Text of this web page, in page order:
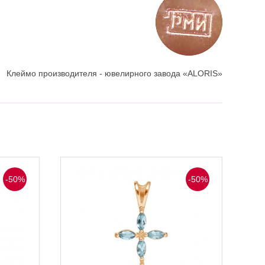
Клеймо производителя - ювелирного завода «ALORIS»
-50% -50%